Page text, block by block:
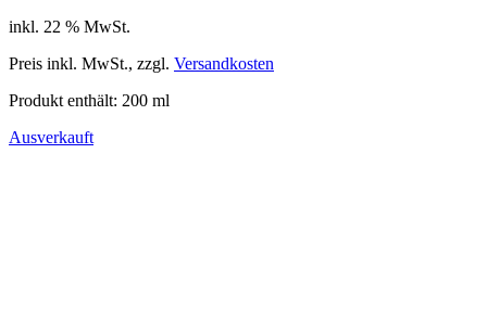
inkl. 22 % MwSt.
Preis inkl. MwSt., zzgl. Versandkosten
Produkt enthält: 200 ml
Ausverkauft